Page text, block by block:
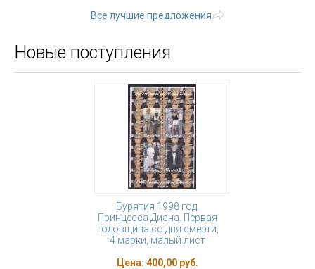
Все лучшие предложения
Новые поступления
Бурятия 1998 год.
Принцесса Диана. Первая
годовщина со дня смерти,
4 марки, малый лист
Цена: 400,00 руб.